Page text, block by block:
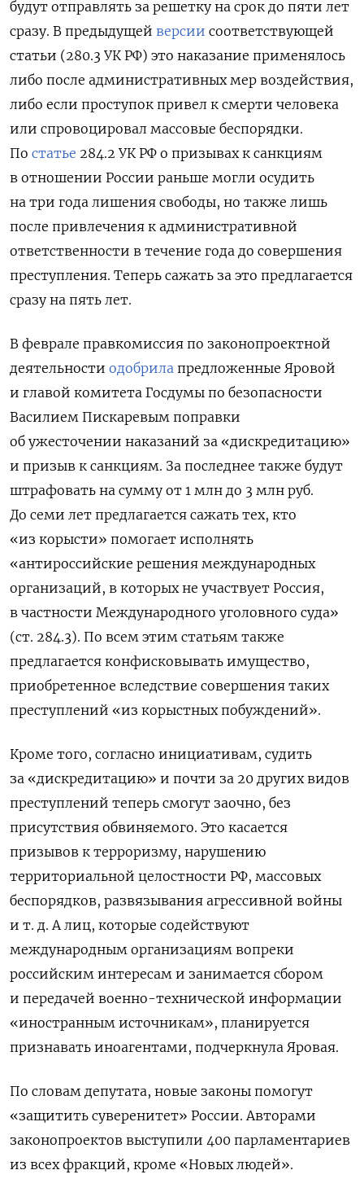
будут отправлять за решетку на срок до пяти лет
сразу. В предыдущей версии соответствующей
статьи (280.3 УК РФ) это наказание применялось
либо после административных мер воздействия,
либо если проступок привел к смерти человека
или спровоцировал массовые беспорядки.
По статье 284.2 УК РФ о призывах к санкциям
в отношении России раньше могли осудить
на три года лишения свободы, но также лишь
после привлечения к административной
ответственности в течение года до совершения
преступления. Теперь сажать за это предлагается
сразу на пять лет.
В феврале правкомиссия по законопроектной
деятельности одобрила предложенные Яровой
и главой комитета Госдумы по безопасности
Василием Пискаревым поправки
об ужесточении наказаний за «дискредитацию»
и призыв к санкциям. За последнее также будут
штрафовать на сумму от 1 млн до 3 млн руб.
До семи лет предлагается сажать тех, кто
«из корысти» помогает исполнять
«антироссийские решения международных
организаций, в которых не участвует Россия,
в частности Международного уголовного суда»
(ст. 284.3). По всем этим статьям также
предлагается конфисковывать имущество,
приобретенное вследствие совершения таких
преступлений «из корыстных побуждений».
Кроме того, согласно инициативам, судить
за «дискредитацию» и почти за 20 других видов
преступлений теперь смогут заочно, без
присутствия обвиняемого. Это касается
призывов к терроризму, нарушению
территориальной целостности РФ, массовых
беспорядков, развязывания агрессивной войны
и т. д. А лиц, которые содействуют
международным организациям вопреки
российским интересам и занимается сбором
и передачей военно-технической информации
«иностранным источникам», планируется
признавать иноагентами, подчеркнула Яровая.
По словам депутата, новые законы помогут
«защитить суверенитет» России. Авторами
законопроектов выступили 400 парламентариев
из всех фракций, кроме «Новых людей».